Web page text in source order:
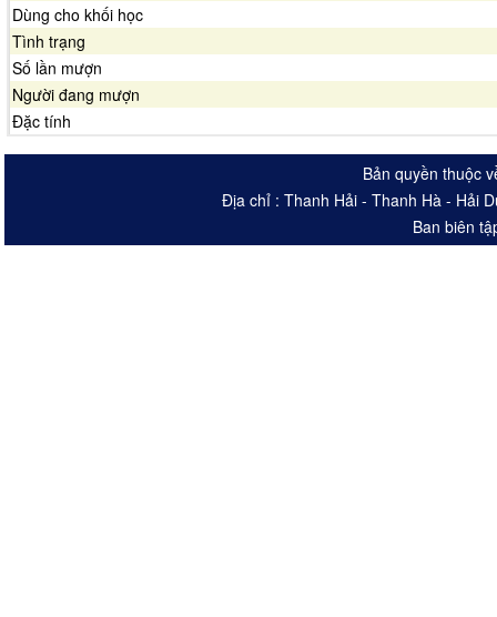
Dùng cho khối học
Tình trạng
Số lần mượn
Người đang mượn
Đặc tính
Bản quyền thuộc
Địa chỉ : Thanh Hải - Thanh Hà - Hải
Ban biên